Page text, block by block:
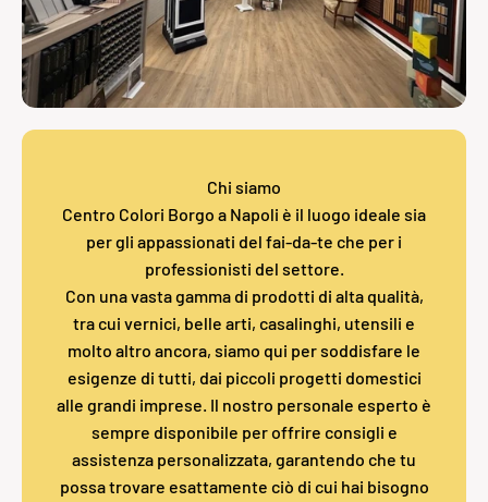
Chi siamo
Centro Colori Borgo a Napoli è il luogo ideale sia
per gli appassionati del fai-da-te che per i
professionisti del settore.
Con una vasta gamma di prodotti di alta qualità,
tra cui vernici, belle arti, casalinghi, utensili e
molto altro ancora, siamo qui per soddisfare le
esigenze di tutti, dai piccoli progetti domestici
alle grandi imprese. Il nostro personale esperto è
sempre disponibile per offrire consigli e
assistenza personalizzata, garantendo che tu
possa trovare esattamente ciò di cui hai bisogno